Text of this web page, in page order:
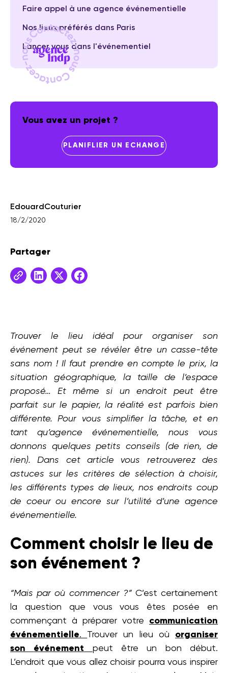
Faire appel à une agence événementielle
Nos lieux préférés dans Paris
Lancer vous dans l'événementiel
Vous avez un projet ?
PLANIFLIER UN ECHANGE
Edouard Couturier
18/2/2020
Partager
Trouver le lieu idéal pour organiser son
événement peut se révéler être un casse-tête
sans nom ! Il faut prendre en compte le prix, la
situation géographique, la taille de l’espace
proposé… Et même si un endroit peut être
parfait sur le papier, la réalité est parfois bien
différente. Pour vous simplifier la tâche, et en
tant qu’agence événementielle, nous vous
donnons quelques petits conseils (de rien, de
rien). Dans cet article vous retrouverez des
astuces sur les critères de sélection à choisir,
les différents types de lieux, nos endroits coup
de coeur ou encore sur l’utilité d’une agence
événementielle.
Comment choisir le lieu de
son événement ?
“Mais par où commencer ?”C’est certainement
la question que vous vous êtes posée en
commençant à préparer votre communication
événementielle. Trouver un lieu où organiser
son événement
peut être un bon début.
L’endroit que vous allez choisir pourra vous inspirer